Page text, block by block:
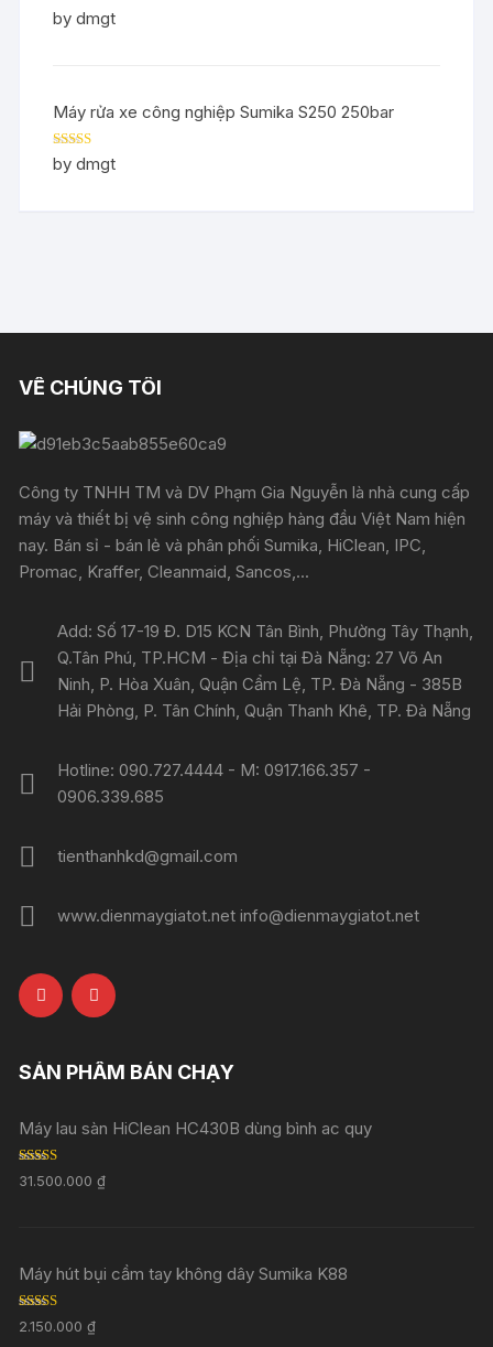
Rated5out
of 5
by dmgt
Máy rửa xe công nghiệp Sumika S250 250bar
Rated5out
of 5
by dmgt
VỀ CHÚNG TÔI
Công ty TNHH TM và DV Phạm Gia Nguyễn là nhà cung cấp
máy và thiết bị vệ sinh công nghiệp hàng đầu Việt Nam hiện
nay. Bán sỉ - bán lẻ và phân phối Sumika, HiClean, IPC,
Promac, Kraffer, Cleanmaid, Sancos,...
Add: Số 17-19 Đ. D15 KCN Tân Bình, Phường Tây Thạnh,
Q.Tân Phú, TP.HCM - Địa chỉ tại Đà Nẵng: 27 Võ An
Ninh, P. Hòa Xuân, Quận Cẩm Lệ, TP. Đà Nẵng - 385B
Hải Phòng, P. Tân Chính, Quận Thanh Khê, TP. Đà Nẵng
Hotline: 090.727.4444 - M: 0917.166.357 -
0906.339.685
tienthanhkd@gmail.com
www.dienmaygiatot.net info@dienmaygiatot.net
SẢN PHẨM BÁN CHẠY
Máy lau sàn HiClean HC430B dùng bình ac quy
Rated5.00
out of 5
31.500.000₫
Máy hút bụi cầm tay không dây Sumika K88
Rated5.00
out of 5
2.150.000₫